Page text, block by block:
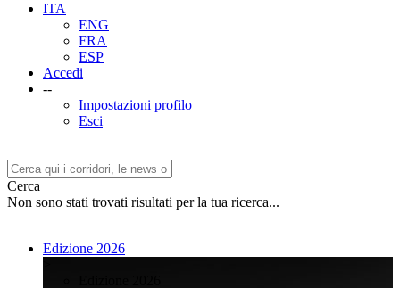
ITA
ENG
FRA
ESP
Accedi
--
Impostazioni profilo
Esci
Cerca
Non sono stati trovati risultati per la tua ricerca...
Edizione 2026